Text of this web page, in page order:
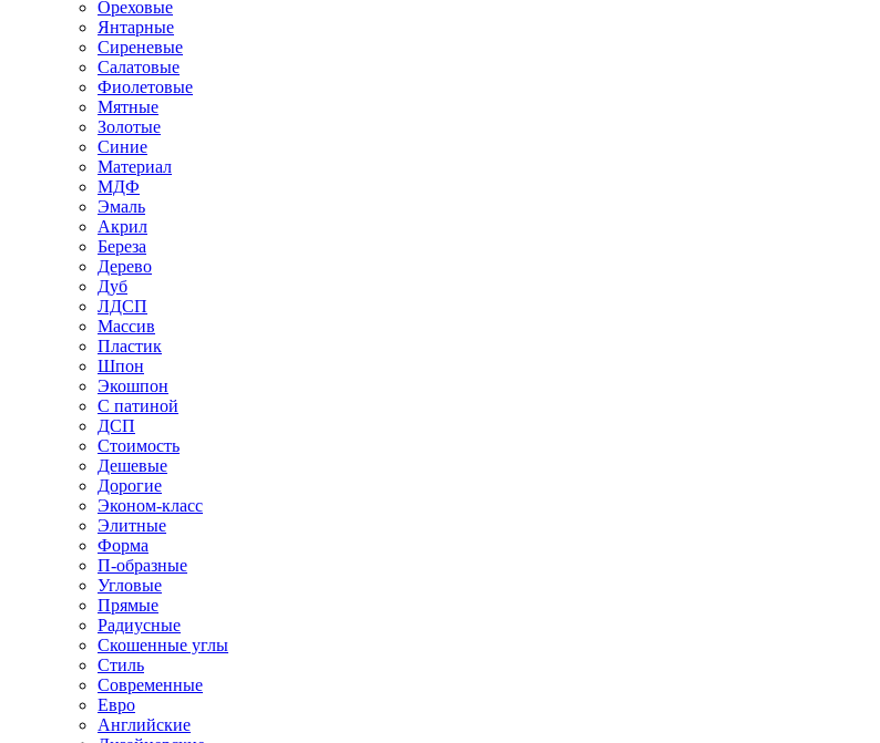
Ореховые
Янтарные
Сиреневые
Салатовые
Фиолетовые
Мятные
Золотые
Синие
Материал
МДФ
Эмаль
Акрил
Береза
Дерево
Дуб
ЛДСП
Массив
Пластик
Шпон
Экошпон
С патиной
ДСП
Стоимость
Дешевые
Дорогие
Эконом-класс
Элитные
Форма
П-образные
Угловые
Прямые
Радиусные
Скошенные углы
Стиль
Современные
Евро
Английские